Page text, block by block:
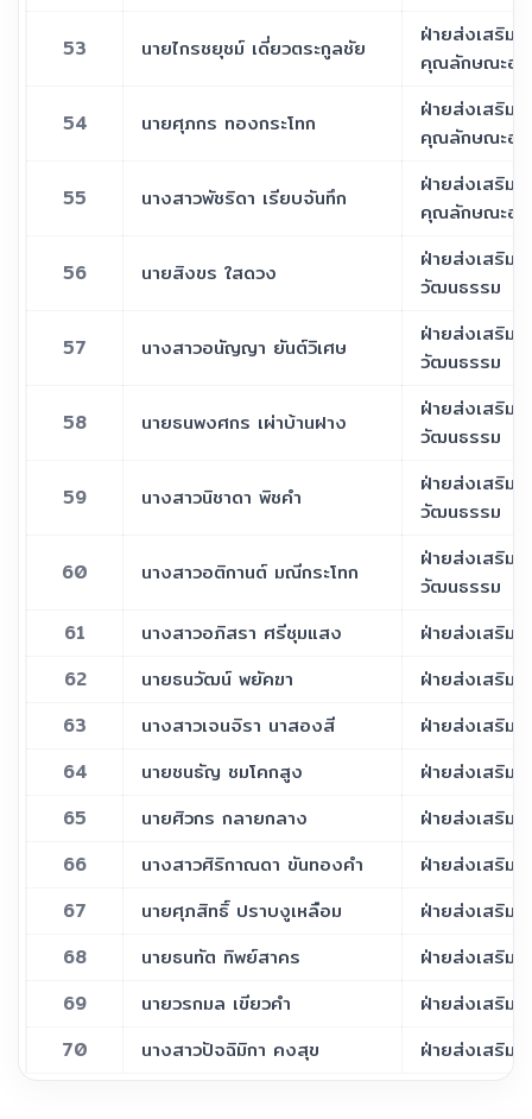
53 นายไกรชยุชม์ เดี่ยวตระกูลชัย
ฝ่ายส่งเสริมร
คุณลักษณะอั
54 นายศุภกร ทองกระโทก
ฝ่ายส่งเสริมร
คุณลักษณะอั
55 นางสาวพัชริดา เรียบจันทึก
ฝ่ายส่งเสริมร
คุณลักษณะอั
56 นายสิงขร ใสดวง
ฝ่ายส่งเสริม
วัฒนธรรม
57 นางสาวอนัญญา ยันต์วิเศษ
ฝ่ายส่งเสริม
วัฒนธรรม
58 นายธนพงศกร เผ่าบ้านฝาง
ฝ่ายส่งเสริม
วัฒนธรรม
59 นางสาวนิชาดา พิชคำ
ฝ่ายส่งเสริม
วัฒนธรรม
60 นางสาวอติกานต์ มณีกระโทก
ฝ่ายส่งเสริม
วัฒนธรรม
61
นางสาวอภิสรา ศรีชุมแสง
ฝ่ายส่งเสริม
62
นายธนวัฒน์ พยัคฆา
ฝ่ายส่งเสริม
63
นางสาวเจนจิรา นาสองสี
ฝ่ายส่งเสริม
64
นายชนธัญ ชมโคกสูง
ฝ่ายส่งเสริม
65
นายศิวกร กลายกลาง
ฝ่ายส่งเสริม
66
นางสาวศิริกาณดา ขันทองคำ
ฝ่ายส่งเสริม
67
นายศุภสิทธิ์ ปราบงูเหลือม
ฝ่ายส่งเสริม
68
นายธนทัต ทิพย์สาคร
ฝ่ายส่งเสริม
69
นายวรกมล เขียวคำ
ฝ่ายส่งเสริม
70
นางสาวปัจฉิมิกา คงสุข ฝ่ายส่งเสริม